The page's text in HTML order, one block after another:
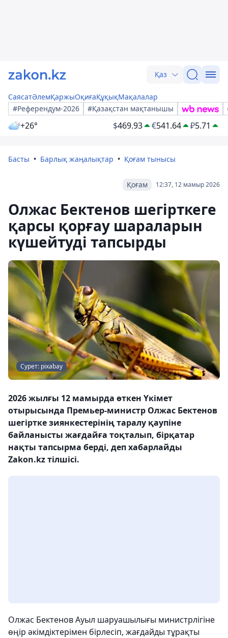
Қаз
СаясатӘлемҚаржыОқиғаҚұқықМақалалар
#Референдум-2026
#Қазақстан мақтанышы
+26° $469.93 €541.64 ₽5.71
Басты Барлық жаңалықтар Қоғам тынысы
12:37, 12 мамыр 2026
Қоғам
Олжас Бектенов шегірткеге
қарсы қорғау шараларын
күшейтуді тапсырды
Сурет: pixabay
2026 жылғы 12 мамырда өткен Үкімет
отырысында Премьер-министр Олжас Бектенов
шегіртке зиянкестерінің таралу қаупіне
байланысты жағдайға тоқталып, бірқатар
нақты тапсырма берді, деп хабарлайды
Zakon.kz тілшісі.
Олжас Бектенов Ауыл шаруашылығы министрлігіне
өңір әкімдіктерімен бірлесіп, жағдайды тұрақты